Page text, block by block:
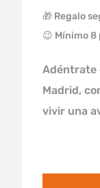
🎁 Regalo
😉 Mínimo 8
Adéntrate
Madrid,
vivir una